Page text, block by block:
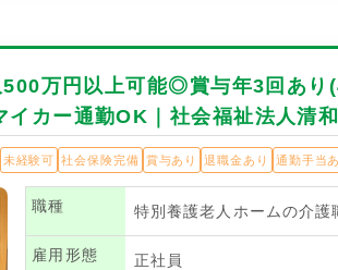
500万円以上可能◎賞与年3回あ
カー通勤OK｜社会福祉法人清
未経験可 社会保険完備 賞与あり 退職金あり 通勤手当
職種 特別養護老人ホームの介護
雇用形態 正社員